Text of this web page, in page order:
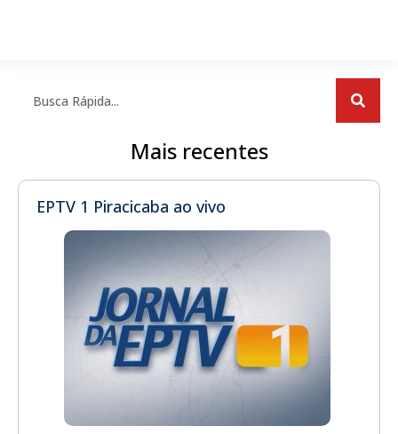
Mais recentes
EPTV 1 Piracicaba ao vivo